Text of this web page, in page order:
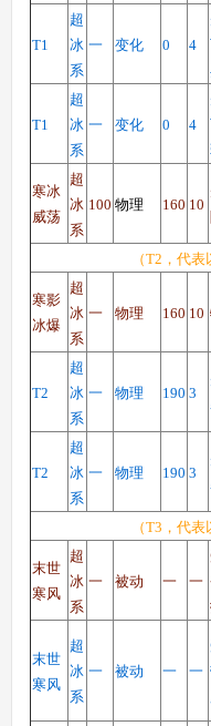
西普大陆手机
T1
超
冰
系
一 变化 0 4
T1
超
冰
系
一 变化 0 4
寒冰
威荡
超
冰
系
100 物理 160 10
（T2，代
寒影
冰爆
超
冰
系
一 物理 160 10
T2
超
冰
系
一 物理 190 3
T2
超
冰
系
一 物理 190 3
（T3，代
末世
寒风
超
冰
系
一 被动 一 一
末世
寒风
超
冰
系
一 被动 一 一